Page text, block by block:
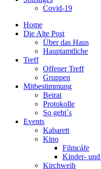
Covid-19
Home
Die Alte Post
Über das Haus
Hauptamtliche
Treff
Offener Treff
Gruppen
Mitbestimmung
Beirat
Protokolle
So geht´s
Events
Kabarett
Kino
Filmcáfe
Kinder-
Kirchweih